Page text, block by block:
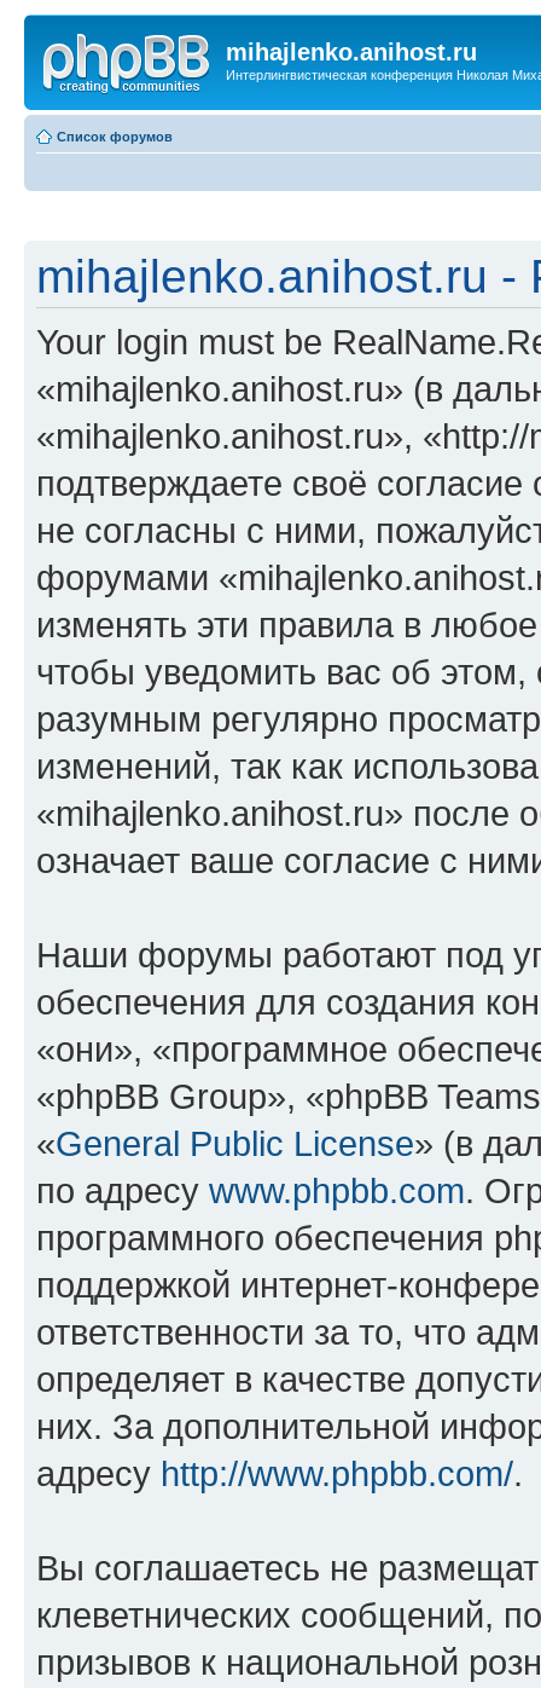
mihajlenko.anihost.ru
Интерлингвистическая конференция Николая
Список форумов
mihajlenko.anihost.ru -
Your login must be
«mihajlenko.anihost.ru» (в
«mihajlenko.anihost.ru»,
подтверждаете своё
не согласны с ними,
форумами
изменять эти правила в
чтобы уведомить вас об
разумным регулярно
изменений, так как
«mihajlenko.anihost.ru» после
означает ваше согласие с
Наши форумы работают под
обеспечения для создания
«они», «программное
«phpBB Group», «phpBB
«General Public License» (в
по адресу www.phpbb.com.
программного обеспечения
поддержкой интернет-
ответственности за то, что
определяет в качестве
них. За дополнительной
адресу http://www.phpbb.com/.
Вы соглашаетесь не
клеветнических сообщений,
призывов к национальной